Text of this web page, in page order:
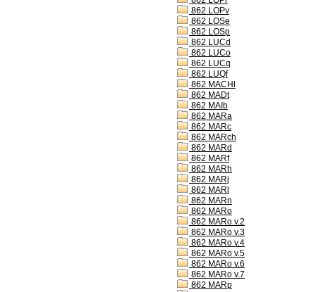
862 LOPv
862 LOSe
862 LOSp
862 LUCd
862 LUCo
862 LUCq
862 LUQf
862 MACHl
862 MADt
862 MAIb
862 MARa
862 MARc
862 MARch
862 MARd
862 MARf
862 MARh
862 MARj
862 MARl
862 MARn
862 MARo
862 MARo v.2
862 MARo v.3
862 MARo v.4
862 MARo v.5
862 MARo v.6
862 MARo v.7
862 MARp